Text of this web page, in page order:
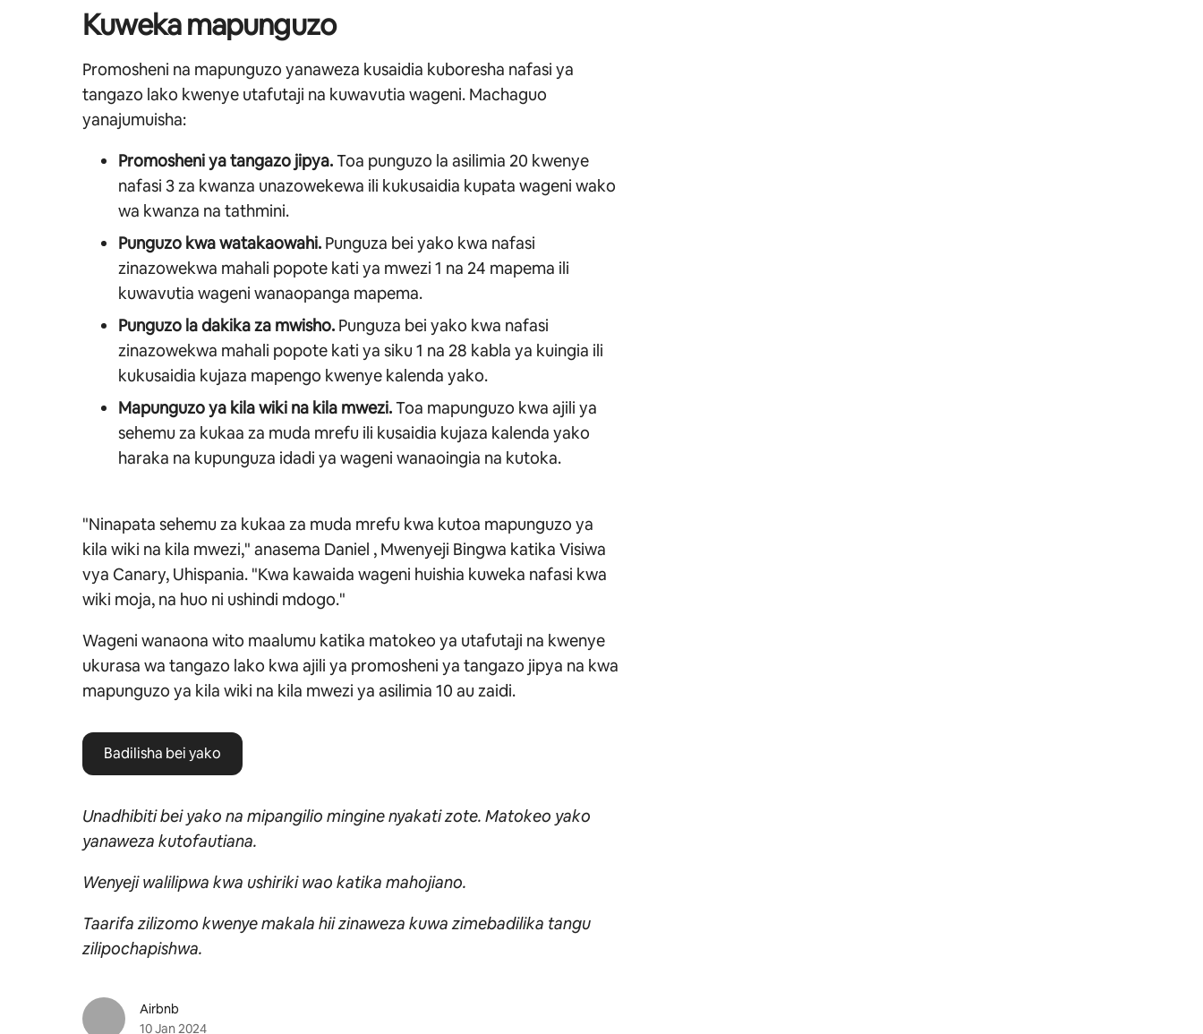
Kuweka mapunguzo
Promosheni na mapunguzo yanaweza kusaidia kuboresha nafasi ya
tangazo lako kwenye utafutaji na kuwavutia wageni. Machaguo
yanajumuisha:
Promosheni ya tangazo jipya.Toa punguzo la asilimia 20 kwenye
nafasi 3 za kwanza unazowekewa ili kukusaidia kupata wageni wako
wa kwanza na tathmini.
Punguzo kwa watakaowahi. Punguza bei yako kwa nafasi
zinazowekwa mahali popote kati ya mwezi 1 na 24 mapema ili
kuwavutia wageni wanaopanga mapema.
Punguzo la dakika za mwisho. Punguza bei yako kwa nafasi
zinazowekwa mahali popote kati ya siku 1 na 28 kabla ya kuingia ili
kukusaidia kujaza mapengo kwenye kalenda yako.
Mapunguzo ya kila wiki na kila mwezi.Toa mapunguzo kwa ajili ya
sehemu za kukaa za muda mrefu ili kusaidia kujaza kalenda yako
haraka na kupunguza idadi ya wageni wanaoingia na kutoka.
"Ninapata sehemu za kukaa za muda mrefu kwa kutoa mapunguzo ya
kila wiki na kila mwezi," anasema Daniel , Mwenyeji Bingwa katika Visiwa
vya Canary, Uhispania. "Kwa kawaida wageni huishia kuweka nafasi kwa
wiki moja, na huo ni ushindi mdogo."
Wageni wanaona wito maalumu katika matokeo ya utafutaji na kwenye
ukurasa wa tangazo lako kwa ajili ya promosheni ya tangazo jipya na kwa
mapunguzo ya kila wiki na kila mwezi ya asilimia 10 au zaidi.
Badilisha bei yako
Unadhibiti bei yako na mipangilio mingine nyakati zote. Matokeo yako
yanaweza kutofautiana.
Wenyeji walilipwa kwa ushiriki wao katika mahojiano.
Taarifa zilizomo kwenye makala hii zinaweza kuwa zimebadilika tangu
zilipochapishwa.
Airbnb
10 Jan 2024